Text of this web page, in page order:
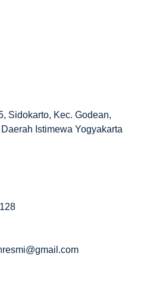
Sidokarto, Kec. Godean,
Istimewa Yogyakarta